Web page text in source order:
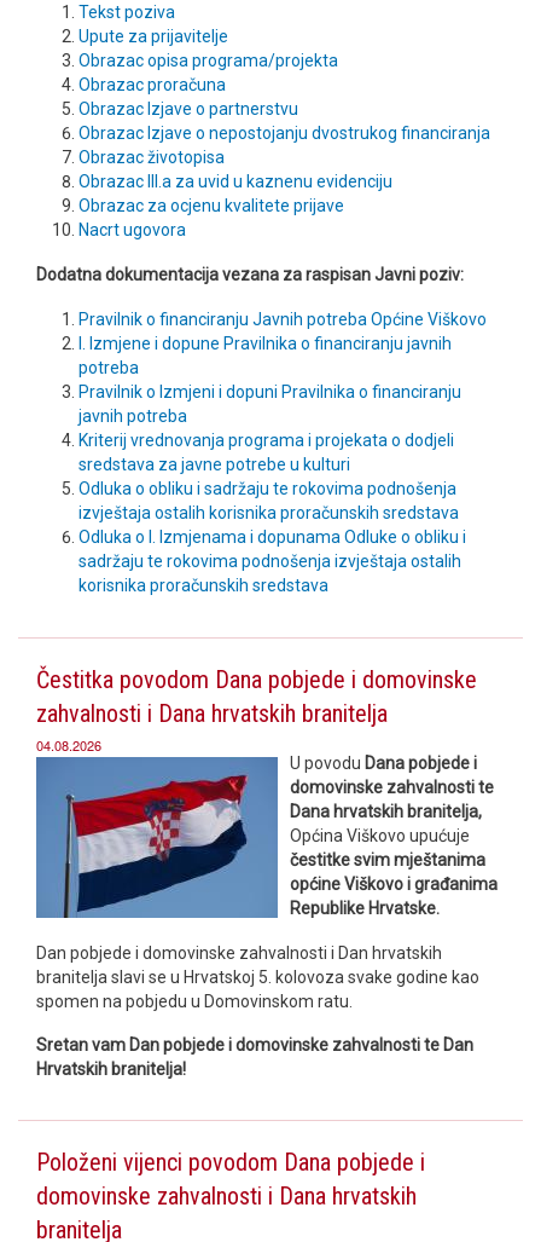
Tekst poziva
Upute za prijavitelje
Obrazac opisa programa/projekta
Obrazac proračuna
Obrazac Izjave o partnerstvu
Obrazac Izjave o nepostojanju dvostrukog financiranja
Obrazac životopisa
Obrazac III.a za uvid u kaznenu evidenciju
Obrazac za ocjenu kvalitete prijave
Nacrt ugovora
Dodatna dokumentacija vezana za raspisan Javni poziv:
Pravilnik o financiranju Javnih potreba Općine Viškovo
I. Izmjene i dopune Pravilnika o financiranju javnih
potreba
Pravilnik o Izmjeni i dopuni Pravilnika o financiranju
javnih potreba
Kriterij vrednovanja programa i projekata o dodjeli
sredstava za javne potrebe u kulturi
Odluka o obliku i sadržaju te rokovima podnošenja
izvještaja ostalih korisnika proračunskih sredstava
Odluka o I. Izmjenama i dopunama Odluke o obliku i
sadržaju te rokovima podnošenja izvještaja ostalih
korisnika proračunskih sredstava
Čestitka povodom Dana pobjede i domovinske
zahvalnosti i Dana hrvatskih branitelja
04.08.2026
U povodu Dana pobjede i
domovinske zahvalnosti te
Dana hrvatskih branitelja,
Općina Viškovo upućuje
čestitke svim mještanima
općine Viškovo i građanima
Republike Hrvatske.
Dan pobjede i domovinske zahvalnosti i Dan hrvatskih
branitelja slavi se u Hrvatskoj 5. kolovoza svake godine kao
spomen na pobjedu u Domovinskom ratu.
Sretan vam Dan pobjede i domovinske zahvalnosti te Dan
Hrvatskih branitelja!
Položeni vijenci povodom Dana pobjede i
domovinske zahvalnosti i Dana hrvatskih
branitelja